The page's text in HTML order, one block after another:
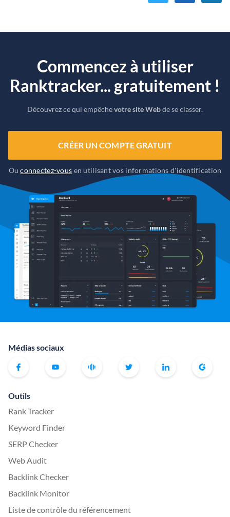
Commencez à utiliser
Ranktracker... gratuitement !
Découvrez ce qui empêchevotre site Webde se classer.
CRÉER UN COMPTE GRATUIT
Ouconnectez-vous en utilisant vos informations d'identification
Médias sociaux
Outils
Rank Tracker
Keyword Finder
SERP Checker
Web Audit
Backlink Checker
Backlink Monitor
Liste de contrôle du référencement